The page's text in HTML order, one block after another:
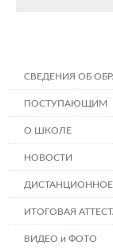
СВЕДЕНИЯ ОБ
ПОСТУПАЮЩИМ
О ШКОЛЕ
НОВОСТИ
ИТОГОВАЯ
ВИДЕО и ФОТО